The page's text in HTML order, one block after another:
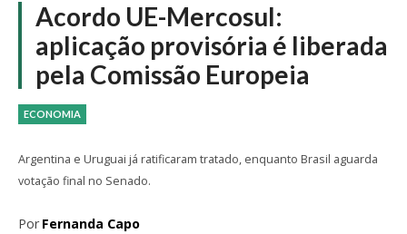
Acordo UE-Mercosul:
aplicação provisória é liberada
pela Comissão Europeia
ECONOMIA
Argentina e Uruguai já ratificaram tratado, enquanto Brasil aguarda
votação final no Senado.
Por Fernanda Capo